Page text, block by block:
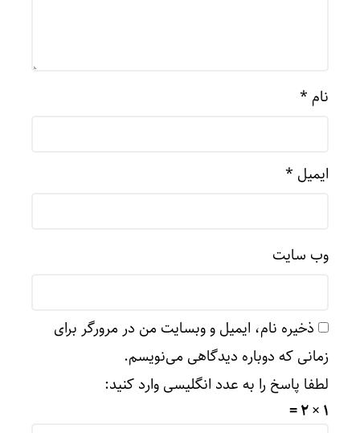
نام *
ایمیل *
وب‌ سایت
ذخیره نام، ایمیل و وبسایت من در مرورگر برای
زمانی که دوباره دیدگاهی می‌نویسم.
لطفا پاسخ را به عدد انگلیسی وارد کنید:
1 × 2 =